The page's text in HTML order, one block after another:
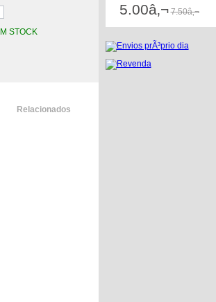
STOCK
Relacionados
5.00â‚¬ 7.50â‚¬